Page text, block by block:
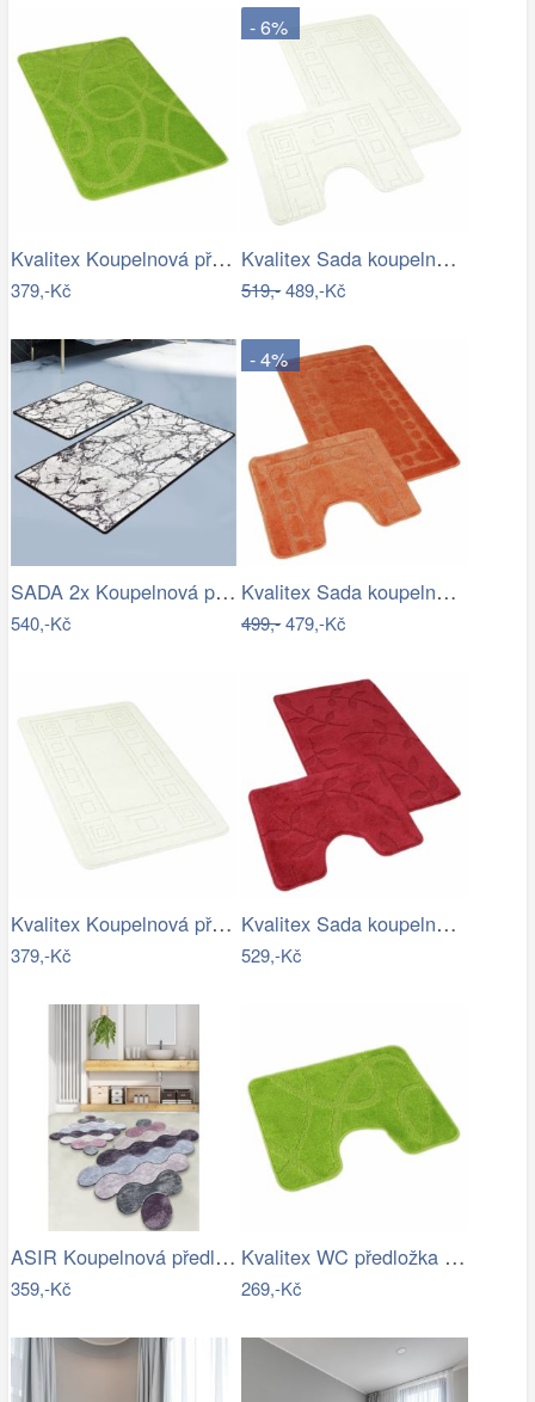
Kvalitex Koupelnová předložka Elipsy…
379,-Kč
- 6%
Kvalitex Sada koupelnových předložek…
519,-489,-Kč
SADA 2x Koupelnová předložka MARBLE 60…
540,-Kč
- 4%
Kvalitex Sada koupelnových předložek…
499,-479,-Kč
Kvalitex Koupelnová předložka Ornament…
379,-Kč
Kvalitex Sada koupelnových předložek…
529,-Kč
ASIR Koupelnová předložka CIRCLE…
359,-Kč
Kvalitex WC předložka Elipsy zelená, 60…
269,-Kč